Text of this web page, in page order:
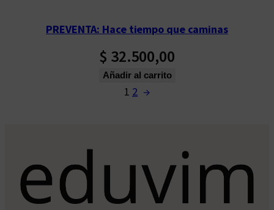
PREVENTA: Hace tiempo que caminas
$ 32.500,00
Añadir al carrito
1 2 →